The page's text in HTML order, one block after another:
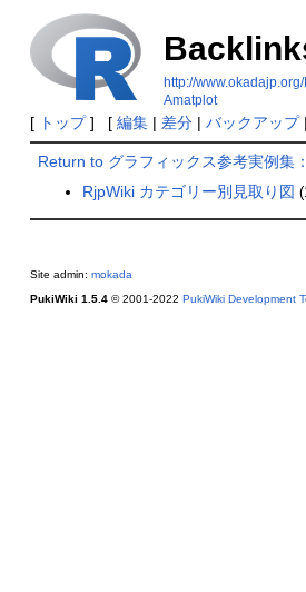
http://
Amatplot
[ トップ] [ 編集| 差分| バックアップ|
Return to グラフィックス参考実例集
RjpWiki カテゴリー別見取り図
Site admin: mokada
PukiWiki 1.5.4© 2001-2022 PukiWiki Development